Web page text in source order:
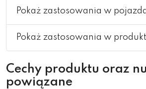
Pokaż zastosowania w
Pokaż zastosowania w
Cechy produktu oraz
powiązane